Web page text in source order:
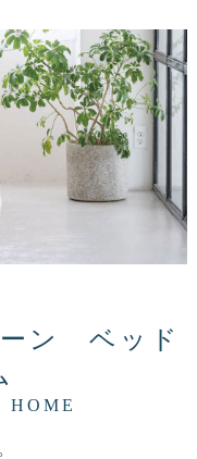
ン ベッド
HOME